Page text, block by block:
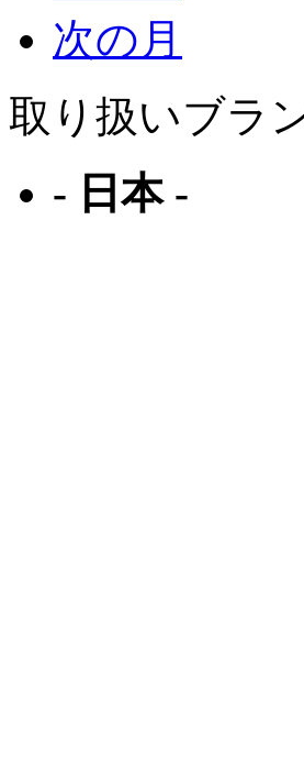
次の月
取り扱いブラ
- 日本 -